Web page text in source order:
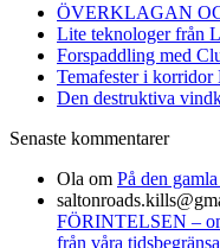
ÖVERKLAGAN
Lite teknologer från
Forspaddling med
Temafester i
Den destruktiva
Senaste kommentarer
Ola om På den
FÖRINTELSEN –
från våra